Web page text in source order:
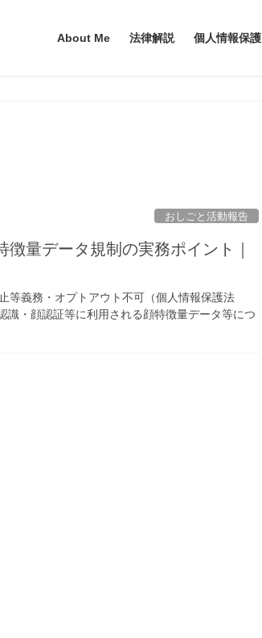
About Me 法律解説 個人情報保護
おしごと活動報告
量データ規制の実務ポイント｜
等義務・オプトアウト不可（個人情報保護法
・顔認証等に利用される顔特徴量データ等につ